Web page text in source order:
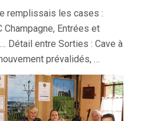
remplissais les cases :
Entrées et
Détail entre Sorties : Cave à
prévalidés, …